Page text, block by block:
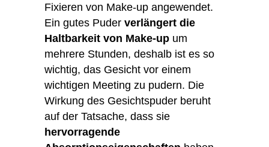
Fixieren von Make-up angewendet.
Ein gutes Puder verlängert die
Haltbarkeit von Make-up um
mehrere Stunden, deshalb ist es so
wichtig, das Gesicht vor einem
wichtigen Meeting zu pudern. Die
Wirkung des Gesichtspuder beruht
auf der Tatsache, dass sie
hervorragende